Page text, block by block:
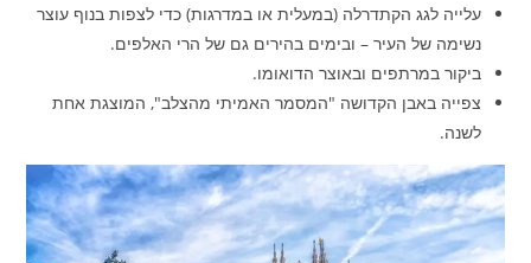
עלייה לגג הקתדרלה (במעלית או במדרגות) כדי לצפות בנוף עוצר
נשימה של העיר – ובימים בהירים גם של הרי האלפים.
ביקור במרתפים ובאוצר הדואומו.
צפייה באבן הקדושה "המסמר האמיתי מהצלב", המוצגת אחת
לשנה.